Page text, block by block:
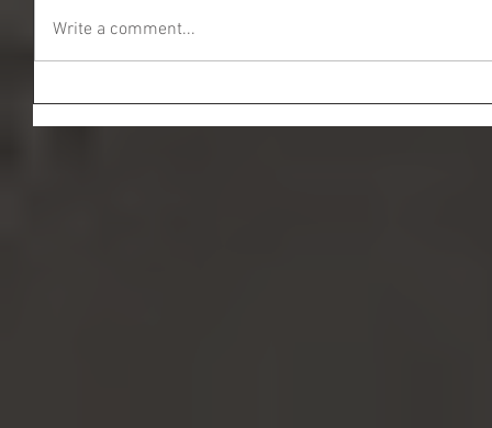
Write a comment...